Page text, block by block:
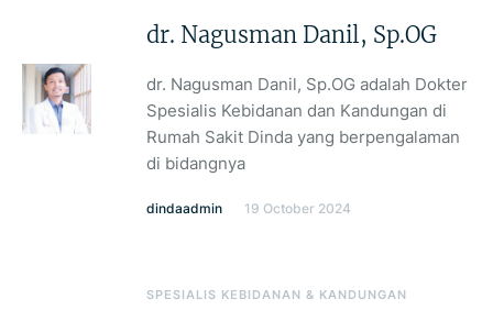
dr. Nagusman Danil, Sp.OG
dr. Nagusman Danil, Sp.OG adalah Dokter
Spesialis Kebidanan dan Kandungan di
Rumah Sakit Dinda yang berpengalaman
di bidangnya
dindaadmin 19 October 2024
SPESIALIS KEBIDANAN & KANDUNGAN